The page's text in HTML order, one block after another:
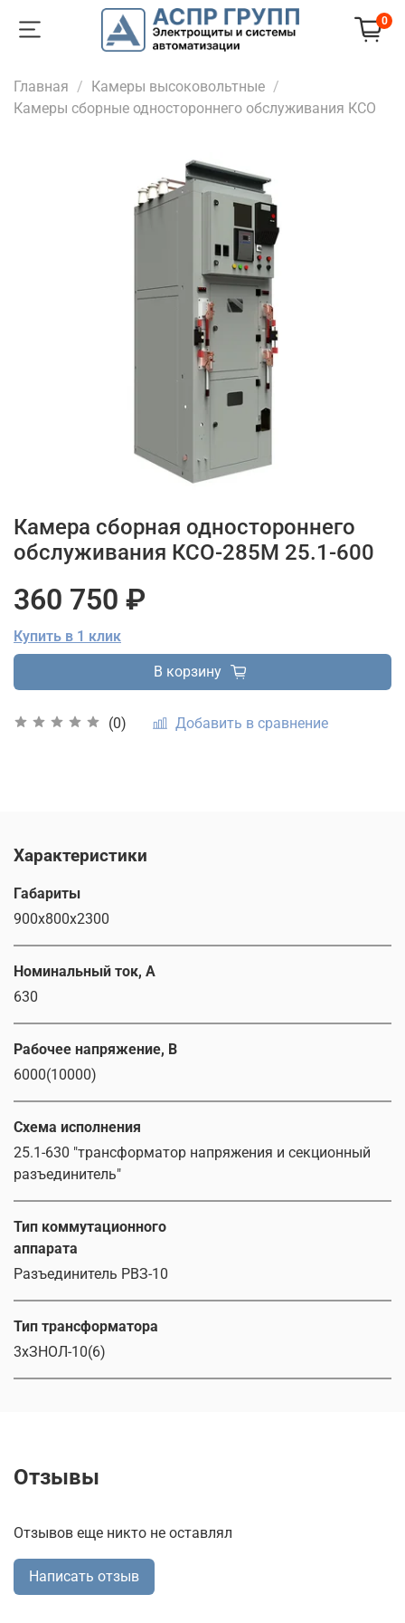
0
Главная
Камеры высоковольтные
Камеры сборные одностороннего обслуживания КСО
Камера сборная одностороннего
обслуживания КСО-285М 25.1-600
(0) Добавить в сравнение
360 750 ₽
Купить в 1 клик
В корзину
Характеристики
Габариты
900x800x2300
Номинальный ток, А
630
Рабочее напряжение, В
6000(10000)
Схема исполнения
25.1-630 "трансформатор напряжения и секционный
разъединитель"
Тип коммутационного
аппарата
Разъединитель РВЗ-10
Тип трансформатора
3хЗНОЛ-10(6)
Отзывы
Отзывов еще никто не оставлял
Написать отзыв